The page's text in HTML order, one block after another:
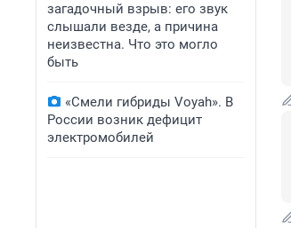
загадочный взрыв: его звук
слышали везде, а причина
неизвестна. Что это могло
быть
«Смели гибриды Voyah». В
России возник дефицит
электромобилей